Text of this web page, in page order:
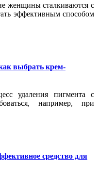
женщины сталкиваются с
эффективным способом
выбрать крем-
удаления пигмента с
например, при
средство для